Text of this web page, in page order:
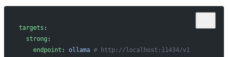
targets :
  strong
:
    endpoint
: ollama # http://localhost:11434/v1